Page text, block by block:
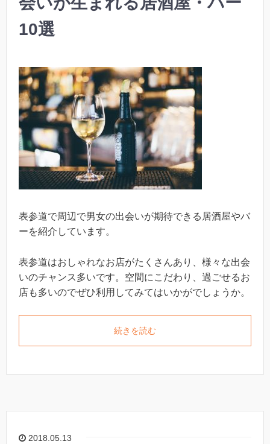
10選
表参道で周辺で男女の出会いが期待できる居酒屋やバ
ーを紹介しています。
表参道はおしゃれなお店がたくさんあり、様々な出会
いのチャンス多いです。空間にこだわり、過ごせるお
店も多いのでぜひ利用してみてはいかがでしょうか。
続きを読む
2018.05.13